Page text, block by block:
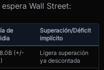
Wall Street:
de
Superación/Déficit
implícito
(+/-
Ligera superación
ya descontada